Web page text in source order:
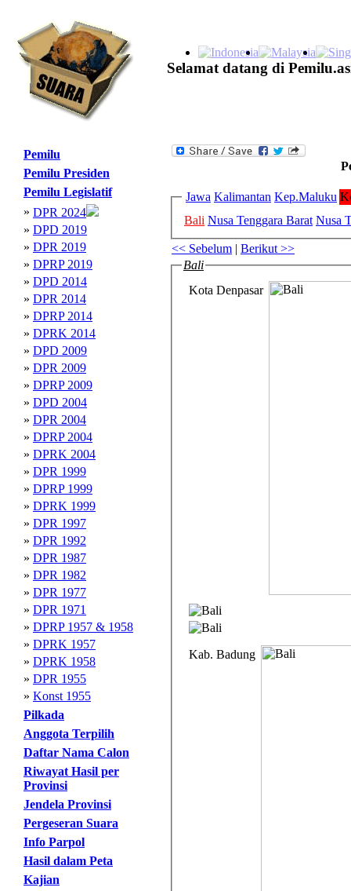
Selamat datang di
Pemilu
Pemilu Presiden
Pemilu Legislatif
» DPR 2024
» DPD 2019
» DPR 2019
» DPRP 2019
» DPD 2014
» DPR 2014
» DPRP 2014
» DPRK 2014
» DPD 2009
» DPR 2009
» DPRP 2009
» DPD 2004
» DPR 2004
» DPRP 2004
» DPRK 2004
» DPR 1999
» DPRP 1999
» DPRK 1999
» DPR 1997
» DPR 1992
» DPR 1987
» DPR 1982
» DPR 1977
» DPR 1971
» DPRP 1957 & 1958
» DPRK 1957
» DPRK 1958
» DPR 1955
» Konst 1955
Pilkada
Anggota Terpilih
Daftar Nama Calon
Riwayat Hasil per
Provinsi
Jendela Provinsi
Pergeseran Suara
Info Parpol
Hasil dalam Peta
Kajian
Jawa Kalimantan Kep.Maluku
Bali Nusa Tenggara Barat Nusa
<< Sebelum | Berikut >>
Bali
Kota Denpasar
Kab. Badung